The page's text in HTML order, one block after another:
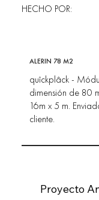
Proyecto
HECHO POR:
ALERIN 78 M2
quîckplâck -
dimensión de 80
16m x 5 m.
cliente.